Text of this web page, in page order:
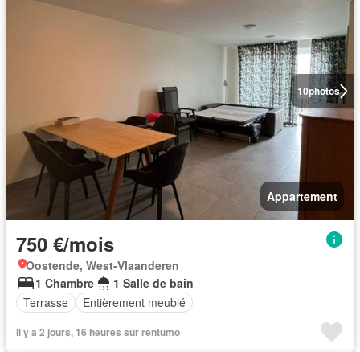
10photos
Appartement
750 €/mois
Oostende, West-Vlaanderen
1 Chambre
1 Salle de bain
Terrasse
Entièrement meublé
Il y a 2 jours, 16 heures sur rentumo